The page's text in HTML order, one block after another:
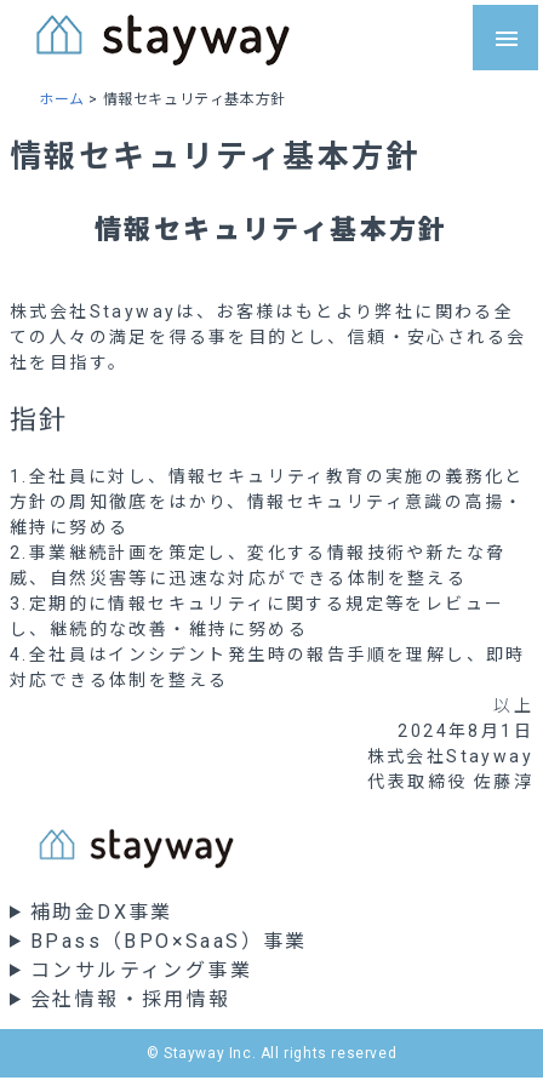
menu
ホーム > 情報セキュリティ基本方針
情報セキュリティ基本方針
情報セキュリティ基本方針
株式会社Staywayは、お客様はもとより弊社に関わる全
ての人々の満足を得る事を目的とし、信頼・安心される会
社を目指す。
指針
1.全社員に対し、情報セキュリティ教育の実施の義務化と
方針の周知徹底をはかり、情報セキュリティ意識の高揚・
維持に努める
2.事業継続計画を策定し、変化する情報技術や新たな脅
威、自然災害等に迅速な対応ができる体制を整える
3.定期的に情報セキュリティに関する規定等をレビュー
し、継続的な改善・維持に努める
4.全社員はインシデント発生時の報告手順を理解し、即時
対応できる体制を整える
以上
2024年8月1日
株式会社Stayway
代表取締役 佐藤淳
補助金DX事業
BPass（BPO×SaaS）事業
コンサルティング事業
会社情報・採用情報
© Stayway Inc. All rights reserved